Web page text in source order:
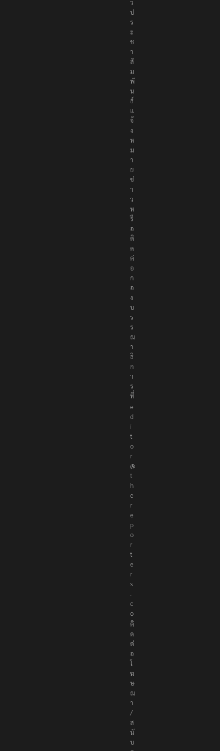
ว
ป
ร
ะ
ช
า
สั
ม
พั
น
ธ์
แ
จ้
ง
ห
ม
า
ย
ข่
า
ว
ห
รื
อ
ติ
ด
ต่
อ
ก
อ
ง
บ
ร
ร
ณ
า
ธิ
ก
า
ร
ที่
e
d
i
t
o
r
@
t
h
e
r
e
p
o
r
t
e
r
s
.
c
o
ติ
ด
ต่
อ
โ
ฆ
ษ
ณ
า
/
ส
นั
บ